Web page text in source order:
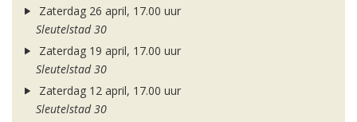
Zaterdag 26 april, 17.00 uur
Sleutelstad 30
Zaterdag 19 april, 17.00 uur
Sleutelstad 30
Zaterdag 12 april, 17.00 uur
Sleutelstad 30